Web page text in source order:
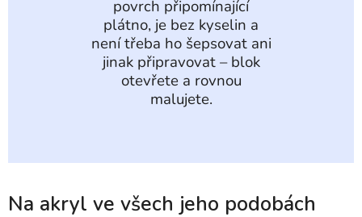
povrch připomínající
plátno, je bez kyselin a
není třeba ho šepsovat ani
jinak připravovat – blok
otevřete a rovnou
malujete.
Na akryl ve všech jeho podobách